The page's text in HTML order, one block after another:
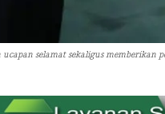
selamat sekaligus memberikan